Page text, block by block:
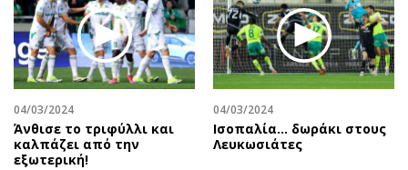
04/03/2024
Άνθισε το τριφύλλι και
καλπάζει από την
εξωτερική!
04/03/2024
Ισοπαλία… δωράκι στους
Λευκωσιάτες